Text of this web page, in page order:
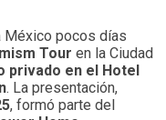
México pocos días
Tour en la Ciudad
privado en el Hotel
. La presentación,
, formó parte del